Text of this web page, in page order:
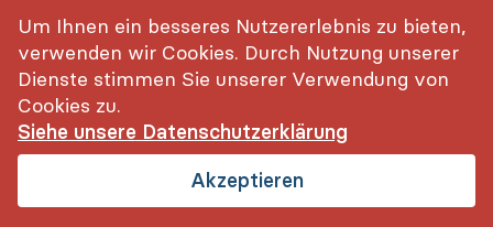
Um Ihnen ein besseres Nutzererlebnis zu bieten,
verwenden wir Cookies. Durch Nutzung unserer
Dienste stimmen Sie unserer Verwendung von
Cookies zu.
Siehe unsere Datenschutzerklärung
Akzeptieren
inkl. MwSt. Login